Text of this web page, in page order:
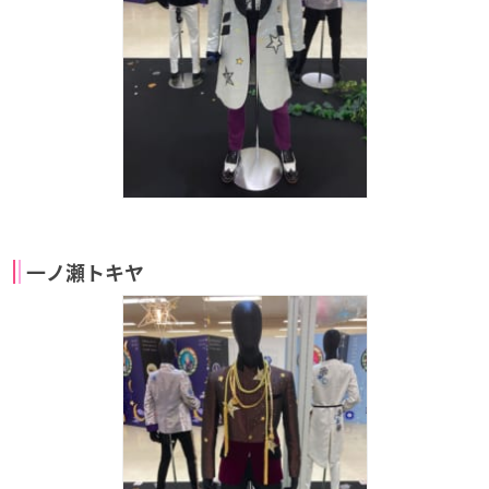
一ノ瀬トキヤ